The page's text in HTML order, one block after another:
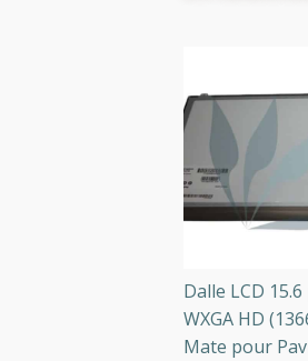
Dalle LCD 15.6
WXGA HD
Mate pour